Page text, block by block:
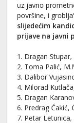
uz javno
površine, i
slijedećim
prijave na javni
1. Dragan
2. Toma Palić,
3. Dalibor
4. Milorad
5. Dragan
6. Predrag Ćakić,
7. Petar